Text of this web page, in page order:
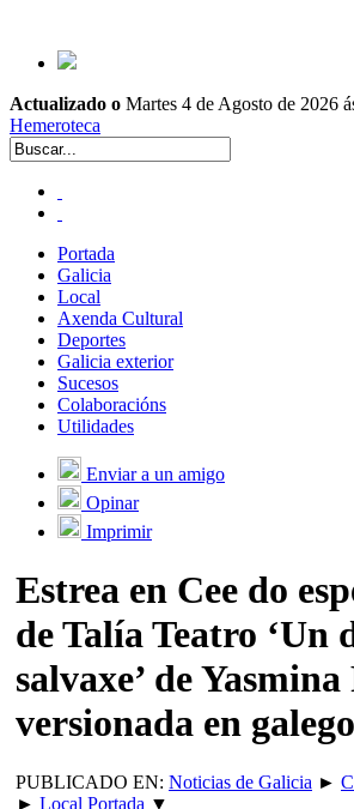
Actualizado o Martes 4 de Agosto de 2026
Hemeroteca
Portada
Galicia
Local
Axenda Cultural
Deportes
Galicia exterior
Sucesos
Colaboracións
Utilidades
Enviar a un amigo
Opinar
Imprimir
Estrea en Cee do
de Talía Teatro ‘Un
salvaxe’ de Yasmina
versionada en galego
PUBLICADO EN: Noticias de Galicia ►
► Local Portada ▼